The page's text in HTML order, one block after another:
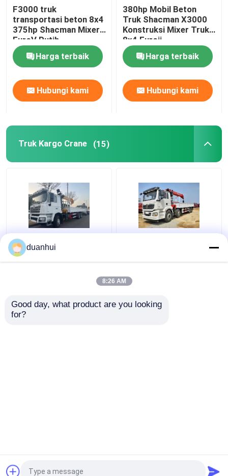
F3000 truk
transportasi beton 8x4
375hp Shacman Mixer
EuroV Putih
Harga terbaik
Hubungi kami
380hp Mobil Beton
Truk Shacman X3000
Konstruksi Mixer Truk
8x4 Euroii
Harga terbaik
Hubungi kami
Truk Kargo Crane (15)
F3000 6x4 Crane
Truck SHACMAN Boom
Truck EuroII
© 2026 SHAAN XI HAN OCEAN CO . , LTD. All
duanhui
8:26 AM
Good day, what product are you looking
for?